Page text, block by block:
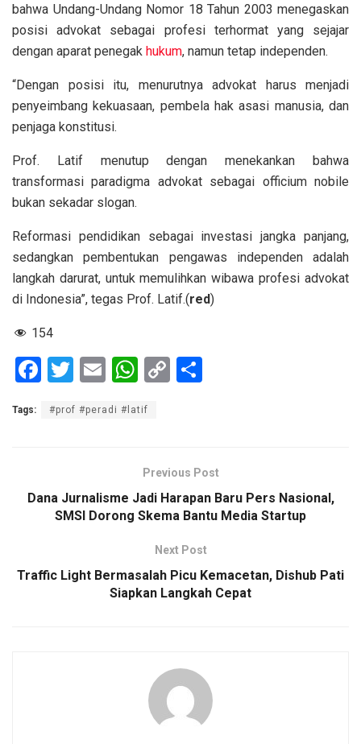
bahwa Undang-Undang Nomor 18 Tahun 2003 menegaskan
posisi advokat sebagai profesi terhormat yang sejajar
dengan aparat penegak hukum, namun tetap independen.
“Dengan posisi itu, menurutnya advokat harus menjadi
penyeimbang kekuasaan, pembela hak asasi manusia, dan
penjaga konstitusi.
Prof. Latif menutup dengan menekankan bahwa
transformasi paradigma advokat sebagai officium nobile
bukan sekadar slogan.
Reformasi pendidikan sebagai investasi jangka panjang,
sedangkan pembentukan pengawas independen adalah
langkah darurat, untuk memulihkan wibawa profesi advokat
di Indonesia”, tegas Prof. Latif.(red)
154
F
ce
o
T
tt
E
ail
W
at
A
p
p
C
n
k
Tags: #prof #peradi #latif
Previous Post
Dana Jurnalisme Jadi Harapan Baru Pers Nasional,
SMSI Dorong Skema Bantu Media Startup
Next Post
Traffic Light Bermasalah Picu Kemacetan, Dishub Pati
Siapkan Langkah Cepat